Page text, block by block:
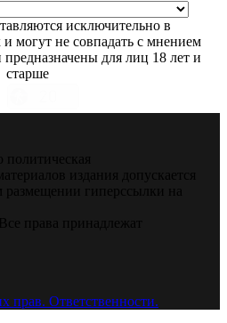
исключительно в
могут не совпадать с мнением
для лиц 18 лет и
старше
издания допускается
размещении гиперссылки на
права принадлежат
прав. Ответственности.